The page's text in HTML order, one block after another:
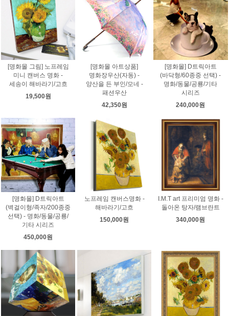
[명화몰 그림] 노프레임
미니 캔버스 명화 -
세송이 해바라기/고흐
19,500원
[명화몰 아트상품]
명화장우산(자동) -
양산을 든 부인/모네 -
패션우산
42,350원
[명화몰] D트릭아트
(바닥형/60종중 선택) -
명화/동물/공룡/기타
시리즈
240,000원
[명화몰] D트릭아트
(벽걸이형/족자/200종중
선택) - 명화/동물/공룡/
기타 시리즈
450,000원
노프레임 캔버스명화 -
해바라기/고흐
150,000원
I.M.T art 프리미엄 명화 -
돌아온 탕자/램브란트
340,000원